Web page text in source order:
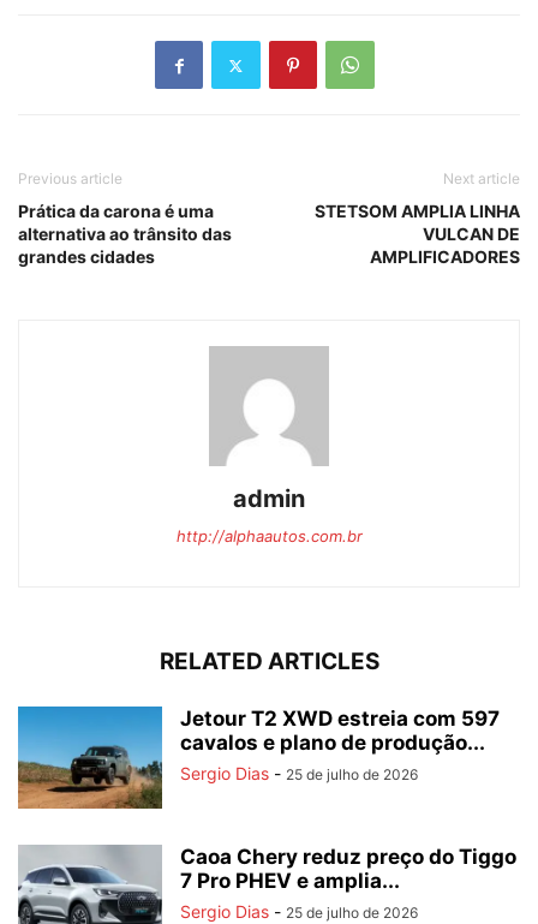
Previous article
Prática da carona é uma
alternativa ao trânsito das
grandes cidades
Next article
STETSOM AMPLIA LINHA
VULCAN DE
AMPLIFICADORES
admin
http://alphaautos.com.br
RELATED ARTICLES
Jetour T2 XWD estreia com 597
cavalos e plano de produção...
Sergio Dias - 25 de julho de 2026
Caoa Chery reduz preço do Tiggo
7 Pro PHEV e amplia...
Sergio Dias - 25 de julho de 2026